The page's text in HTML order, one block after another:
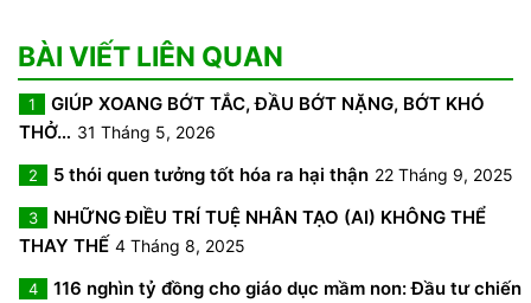
BÀI VIẾT LIÊN QUAN
1
GIÚP XOANG BỚT TẮC, ĐẦU BỚT NẶNG, BỚT KHÓ
THỞ… 31 Tháng 5, 2026
2 5 thói quen tưởng tốt hóa ra hại thận 22 Tháng 9, 2025
3
NHỮNG ĐIỀU TRÍ TUỆ NHÂN TẠO (AI) KHÔNG THỂ
THAY THẾ 4 Tháng 8, 2025
4
116 nghìn tỷ đồng cho giáo dục mầm non: Đầu tư chiến